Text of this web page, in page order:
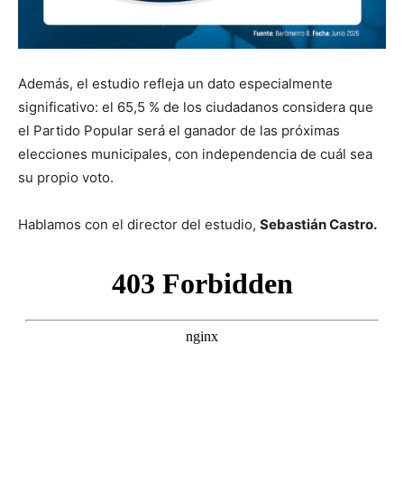
Además, el estudio refleja un dato especialmente
significativo: el 65,5 % de los ciudadanos considera que
el Partido Popular será el ganador de las próximas
elecciones municipales, con independencia de cuál sea
su propio voto.
Hablamos con el director del estudio, Sebastián Castro.